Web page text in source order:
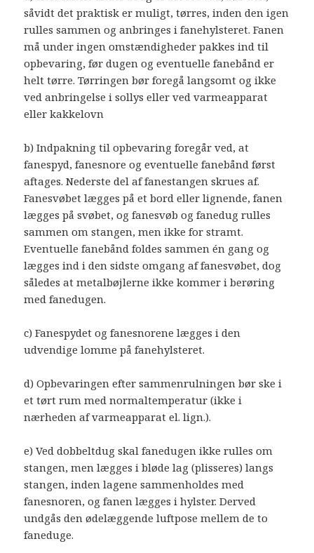
såvidt det praktisk er muligt, tørres, inden den igen
rulles sammen og anbringes i fanehylsteret. Fanen
må under ingen omstændigheder pakkes ind til
opbevaring, før dugen og eventuelle fanebånd er
helt tørre. Tørringen bør foregå langsomt og ikke
ved anbringelse i sollys eller ved varmeapparat
eller kakkelovn
b) Indpakning til opbevaring foregår ved, at
fanespyd, fanesnore og eventuelle fanebånd først
aftages. Nederste del af fanestangen skrues af.
Fanesvøbet lægges på et bord eller lignende, fanen
lægges på svøbet, og fanesvøb og fanedug rulles
sammen om stangen, men ikke for stramt.
Eventuelle fanebånd foldes sammen én gang og
lægges ind i den sidste omgang af fanesvøbet, dog
således at metalbøjlerne ikke kommer i berøring
med fanedugen.
c) Fanespydet og fanesnorene lægges i den
udvendige lomme på fanehylsteret.
d) Opbevaringen efter sammenrulningen bør ske i
et tørt rum med normaltemperatur (ikke i
nærheden af varmeapparat el. lign.).
e) Ved dobbeltdug skal fanedugen ikke rulles om
stangen, men lægges i bløde lag (plisseres) langs
stangen, inden lagene sammenholdes med
fanesnoren, og fanen lægges i hylster. Derved
undgås den ødelæggende luftpose mellem de to
faneduge.